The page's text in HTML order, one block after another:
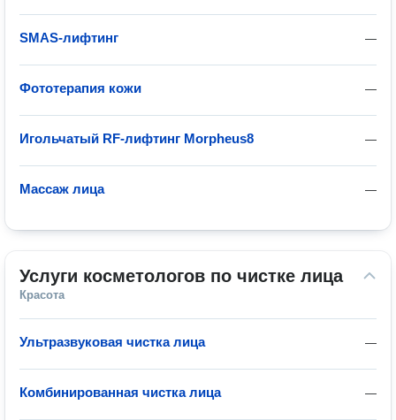
—
SMAS-лифтинг
—
Фототерапия кожи
—
Игольчатый RF-лифтинг Morpheus8
—
Массаж лица
Услуги косметологов по чистке лица
Красота
—
Ультразвуковая чистка лица
—
Комбинированная чистка лица